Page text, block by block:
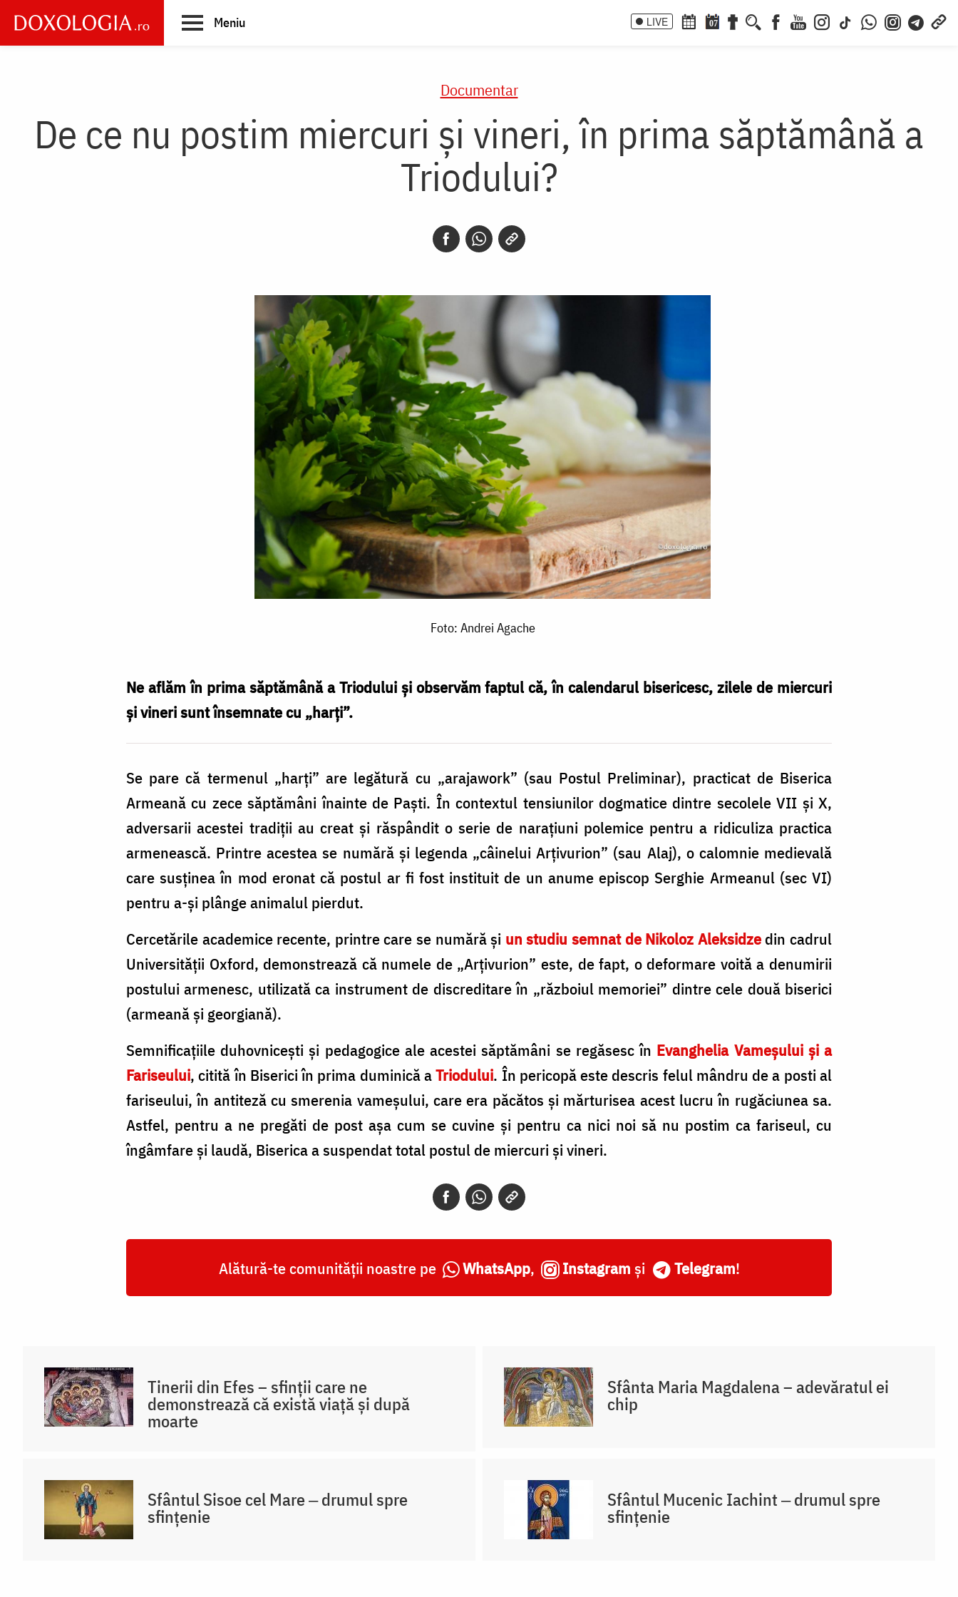
main
Meniu LIVE 07
Documentar
De ce nu postim miercuri și vineri, în prima săptămână a
Triodului?
Foto: Andrei Agache
Ne aflăm în prima săptămână a Triodului și observăm faptul că, în calendarul bisericesc, zilele de miercuri
şi vineri sunt însemnate cu „harţi”.
Se pare că termenul „harți” are legătură cu „arajawork” (sau Postul Preliminar), practicat de Biserica
Armeană cu zece săptămâni înainte de Paști. În contextul tensiunilor dogmatice dintre secolele VII și X,
adversarii acestei tradiții au creat și răspândit o serie de narațiuni polemice pentru a ridiculiza practica
armenească. Printre acestea se numără și legenda „câinelui Arțivurion” (sau Alaj), o calomnie medievală
care susținea în mod eronat că postul ar fi fost instituit de un anume episcop Serghie Armeanul (sec VI)
pentru a-și plânge animalul pierdut.
Cercetările academice recente, printre care se numără și un studiu semnat de Nikoloz Aleksidzedin cadrul
Universității Oxford, demonstrează că numele de „Arțivurion” este, de fapt, o deformare voită a denumirii
postului armenesc, utilizată ca instrument de discreditare în „războiul memoriei” dintre cele două biserici
(armeană și georgiană).
Semnificațiile duhovnicești și pedagogice ale acestei săptămâni se regăsesc în Evanghelia Vameșului și a
Fariseului, citită în Biserici în prima duminică aTriodului. În pericopă este descris felul mândru de a posti al
fariseului, în antiteză cu smerenia vameșului, care era păcătos și mărturisea acest lucru în rugăciunea sa.
Astfel, pentru a ne pregăti de post așa cum se cuvine și pentru ca nici noi să nu postim ca fariseul, cu
îngâmfare şi laudă, Biserica a suspendat total postul de miercuri și vineri.
Alătură-te comunității noastre pe WhatsApp, Instagram și Telegram!
Tinerii din Efes – sfinții care ne
demonstrează că există viață și după
moarte
Sfânta Maria Magdalena – adevăratul ei
chip
Sfântul Sisoe cel Mare ‒ drumul spre
sfințenie
Sfântul Mucenic Iachint ‒ drumul spre
sfințenie